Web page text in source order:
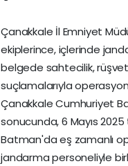
Çanakkale İl Emniyet
ekiplerince, içlerinde
belgede sahtecilik,
suçlamalarıyla
Çanakkale Cumhuriyet
sonucunda, 6 Mayıs
Batman'da eş zamanlı
jandarma personeliyle